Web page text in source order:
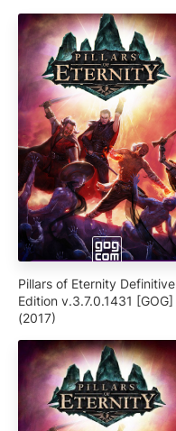
Pillars of Eternity Definitive
Edition v.3.7.0.1431 [GOG]
(2017)